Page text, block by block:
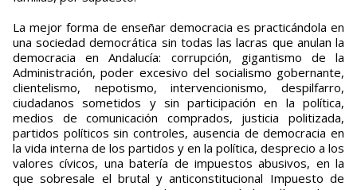
La mejor forma de enseñar democracia es practicándola en
una sociedad democrática sin todas las lacras que anulan la
democracia en Andalucía: corrupción, gigantismo de la
Administración, poder excesivo del socialismo gobernante,
clientelismo, nepotismo, intervencionismo, despilfarro,
ciudadanos sometidos y sin participación en la política,
medios de comunicación comprados, justicia politizada,
partidos políticos sin controles, ausencia de democracia en
la vida interna de los partidos y en la política, desprecio a los
valores cívicos, una batería de impuestos abusivos, en la
que sobresale el brutal y anticonstitucional Impuesto de